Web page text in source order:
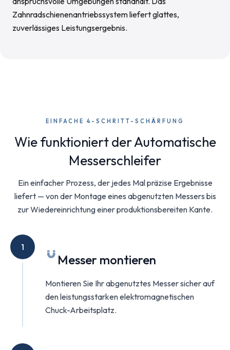
Zahnradschienenantriebssystem liefert glattes,
zuverlässiges Leistungsergebnis.
EINFACHE 4-SCHRITT-SCHÄRFUNG
Wie funktioniert der Automatische
Messerschleifer
Ein einfacher Prozess, der jedes Mal präzise Ergebnisse
liefert — von der Montage eines abgenutzten Messers bis
zur Wiedereinrichtung einer produktionsbereiten Kante.
1
Messer montieren
Montieren Sie Ihr abgenutztes Messer sicher auf
den leistungsstarken elektromagnetischen
Chuck-Arbeitsplatz.